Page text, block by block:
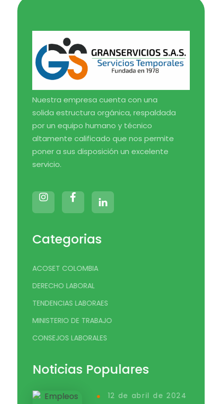
Medical Blog - Phlox Elementor WordPress Theme
Nuestra empresa cuenta con una
solida estructura orgánica, respaldada
por un equipo humano y técnico
altamente calificado que nos permite
poner a sus disposición un excelente
servicio.
Categorias
ACOSET COLOMBIA
DERECHO LABORAL
TENDENCIAS LABORAES
MINISTERIO DE TRABAJO
CONSEJOS LABORALES
Noticias Populares
12 de abril de 2024